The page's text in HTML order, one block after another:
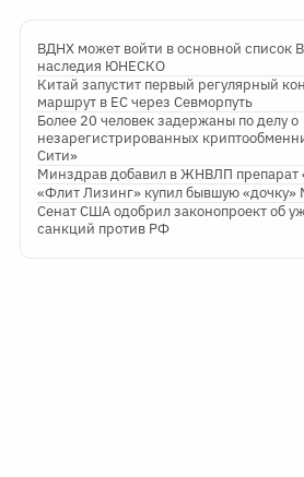
ВДНХ может войти в основной список
наследия ЮНЕСКО
Китай запустит первый регулярный
маршрут в ЕС через Севморпуть
Более 20 человек задержаны по делу о
незарегистрированных
Сити»
Минздрав добавил в ЖНВЛП препарат
«Флит Лизинг» купил бывшую «дочку»
Сенат США одобрил законопроект об
санкций против РФ